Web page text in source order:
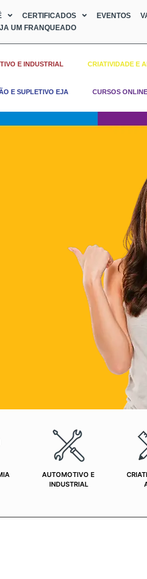
CERTIFICADOS EVENTOS
UM FRANQUEADO
E INDUSTRIAL CRIATIVIDADE E
E SUPLETIVO EJA CURSOS ONLINE
AUTOMOTIVO E
INDUSTRIAL